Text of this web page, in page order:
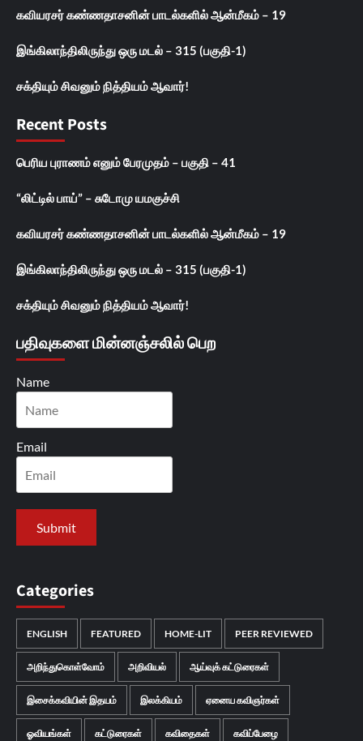
கவியரசர் கண்ணதாசனின் பாடல்களில் ஆன்மீகம் – 19
இங்கிலாந்திலிருந்து ஒரு மடல் – 315 (பகுதி-1)
சக்தியும் சிவனும் நித்தியம் ஆவார்!
Recent Posts
பெரிய புராணம் எனும் பேரமுதம் – பகுதி – 41
“லிட்டில் பாய்” – சுடோமு யமகுச்சி
கவியரசர் கண்ணதாசனின் பாடல்களில் ஆன்மீகம் – 19
இங்கிலாந்திலிருந்து ஒரு மடல் – 315 (பகுதி-1)
சக்தியும் சிவனும் நித்தியம் ஆவார்!
பதிவுகளை மின்னஞ்சலில் பெற
Name
Email
Categories
ENGLISH FEATURED HOME-LIT PEER REVIEWED
அறிந்துகொள்வோம் அறிவியல் ஆய்வுக் கட்டுரைகள்
இசைக்கவியின் இதயம் இலக்கியம் ஏனைய கவிஞர்கள்
ஓவியங்கள் கட்டுரைகள் கவிதைகள் கவிப்பேழை